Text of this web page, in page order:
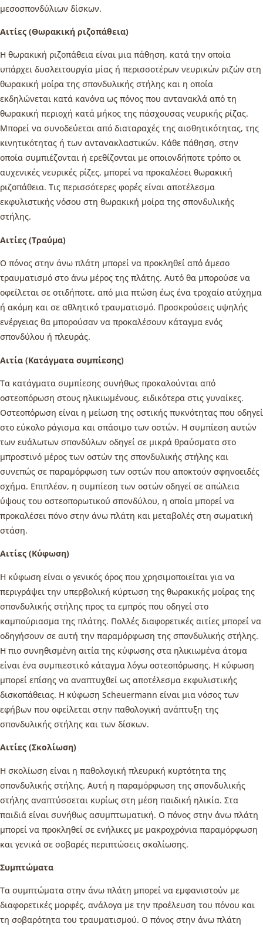
μεσοσπονδύλιων δίσκων.
Αιτίες (Θωρακική ριζοπάθεια)
Η θωρακική ριζοπάθεια είναι μια πάθηση, κατά την οποία
υπάρχει δυσλειτουργία μίας ή περισσοτέρων νευρικών ριζών στη
θωρακική μοίρα της σπονδυλικής στήλης και η οποία
εκδηλώνεται κατά κανόνα ως πόνος που αντανακλά από τη
θωρακική περιοχή κατά μήκος της πάσχουσας νευρικής ρίζας.
Μπορεί να συνοδεύεται από διαταραχές της αισθητικότητας, της
κινητικότητας ή των αντανακλαστικών. Κάθε πάθηση, στην
οποία συμπιέζονται ή ερεθίζονται με οποιονδήποτε τρόπο οι
αυχενικές νευρικές ρίζες, μπορεί να προκαλέσει θωρακική
ριζοπάθεια. Τις περισσότερες φορές είναι αποτέλεσμα
εκφυλιστικής νόσου στη θωρακική μοίρα της σπονδυλικής
στήλης.
Αιτίες (Τραύμα)
Ο πόνος στην άνω πλάτη μπορεί να προκληθεί από άμεσο
τραυματισμό στο άνω μέρος της πλάτης. Αυτό θα μπορούσε να
οφείλεται σε οτιδήποτε, από μια πτώση έως ένα τροχαίο ατύχημα
ή ακόμη και σε αθλητικό τραυματισμό. Προσκρούσεις υψηλής
ενέργειας θα μπορούσαν να προκαλέσουν κάταγμα ενός
σπονδύλου ή πλευράς.
Αιτία (Κατάγματα συμπίεσης)
Τα κατάγματα συμπίεσης συνήθως προκαλούνται από
οστεοπόρωση στους ηλικιωμένους, ειδικότερα στις γυναίκες.
Οστεοπόρωση είναι η μείωση της οστικής πυκνότητας που οδηγεί
στο εύκολο ράγισμα και σπάσιμο των οστών. Η συμπίεση αυτών
των ευάλωτων σπονδύλων οδηγεί σε μικρά θραύσματα στο
μπροστινό μέρος των οστών της σπονδυλικής στήλης και
συνεπώς σε παραμόρφωση των οστών που αποκτούν σφηνοειδές
σχήμα. Επιπλέον, η συμπίεση των οστών οδηγεί σε απώλεια
ύψους του οστεοπορωτικού σπονδύλου, η οποία μπορεί να
προκαλέσει πόνο στην άνω πλάτη και μεταβολές στη σωματική
στάση.
Αιτίες (Κύφωση)
Η κύφωση είναι ο γενικός όρος που χρησιμοποιείται για να
περιγράψει την υπερβολική κύρτωση της θωρακικής μοίρας της
σπονδυλικής στήλης προς τα εμπρός που οδηγεί στο
καμπούριασμα της πλάτης. Πολλές διαφορετικές αιτίες μπορεί να
οδηγήσουν σε αυτή την παραμόρφωση της σπονδυλικής στήλης.
Η πιο συνηθισμένη αιτία της κύφωσης στα ηλικιωμένα άτομα
είναι ένα συμπιεστικό κάταγμα λόγω οστεοπόρωσης. Η κύφωση
μπορεί επίσης να αναπτυχθεί ως αποτέλεσμα εκφυλιστικής
δισκοπάθειας. Η κύφωση Scheuermann είναι μια νόσος των
εφήβων που οφείλεται στην παθολογική ανάπτυξη της
σπονδυλικής στήλης και των δίσκων.
Αιτίες (Σκολίωση)
Η σκολίωση είναι η παθολογική πλευρική κυρτότητα της
σπονδυλικής στήλης. Αυτή η παραμόρφωση της σπονδυλικής
στήλης αναπτύσσεται κυρίως στη μέση παιδική ηλικία. Στα
παιδιά είναι συνήθως ασυμπτωματική. Ο πόνος στην άνω πλάτη
μπορεί να προκληθεί σε ενήλικες με μακροχρόνια παραμόρφωση
και γενικά σε σοβαρές περιπτώσεις σκολίωσης.
Συμπτώματα
Τα συμπτώματα στην άνω πλάτη μπορεί να εμφανιστούν με
διαφορετικές μορφές, ανάλογα με την προέλευση του πόνου και
τη σοβαρότητα του τραυματισμού. Ο πόνος στην άνω πλάτη